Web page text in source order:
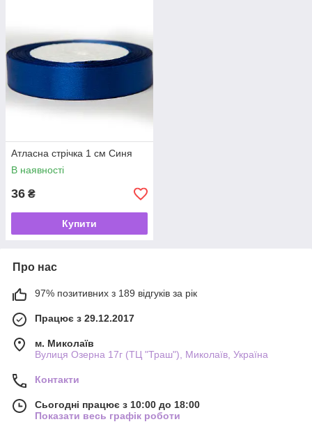
Атласна стрічка 1 см Синя
В наявності
36 ₴
Купити
Про нас
97% позитивних з 189 відгуків за рік
Працює з 29.12.2017
м. Миколаїв
Вулиця Озерна 17г (ТЦ "Траш"), Миколаїв, Україна
Контакти
Сьогодні працює з 10:00 до 18:00
Показати весь графік роботи